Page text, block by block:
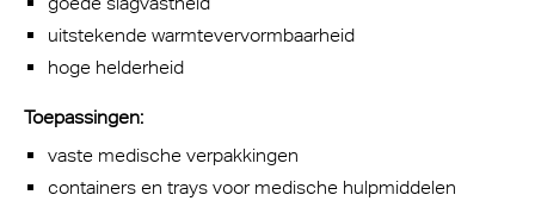
uitstekende warmtevervormbaarheid
hoge helderheid
Toepassingen:
vaste medische verpakkingen
containers en trays voor medische hulpmiddelen